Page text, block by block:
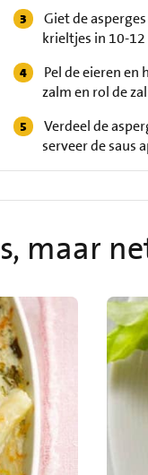
Giet de
krieltjes in 10-
Pel de eieren en
zalm en rol de
Verdeel de
serveer de saus
maar